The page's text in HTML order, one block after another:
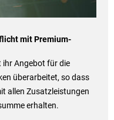
mit Premium-
ihr Angebot für die
überarbeitet, so dass
allen Zusatzleistungen
erhalten.